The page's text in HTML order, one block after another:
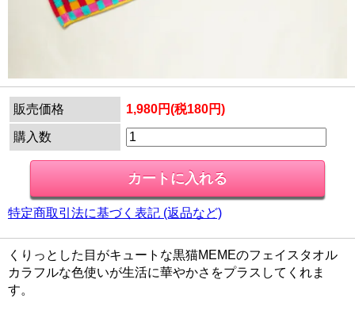
販売価格 1,980円(税180円)
購入数
特定商取引法に基づく表記 (返品など)
くりっとした目がキュートな黒猫MEMEのフェイスタオル
カラフルな色使いが生活に華やかさをプラスしてくれま
す。